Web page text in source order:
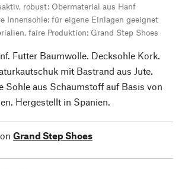
robust: Obermaterial aus Hanf
Innensohle: für eigene Einlagen geeignet
faire Produktion: Grand Step Shoes
Futter Baumwolle. Decksohle Kork.
mit Bastrand aus Jute.
Sohle aus Schaumstoff auf Basis von
Hergestellt in Spanien.
Grand Step Shoes